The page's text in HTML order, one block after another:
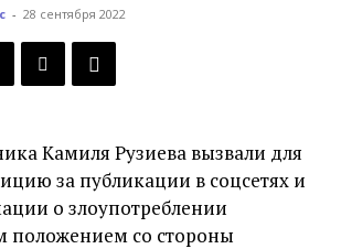
- 28 сентября 2022
Камиля Рузиева вызвали для
за публикации в соцсетях и
о злоупотреблении
положением со стороны